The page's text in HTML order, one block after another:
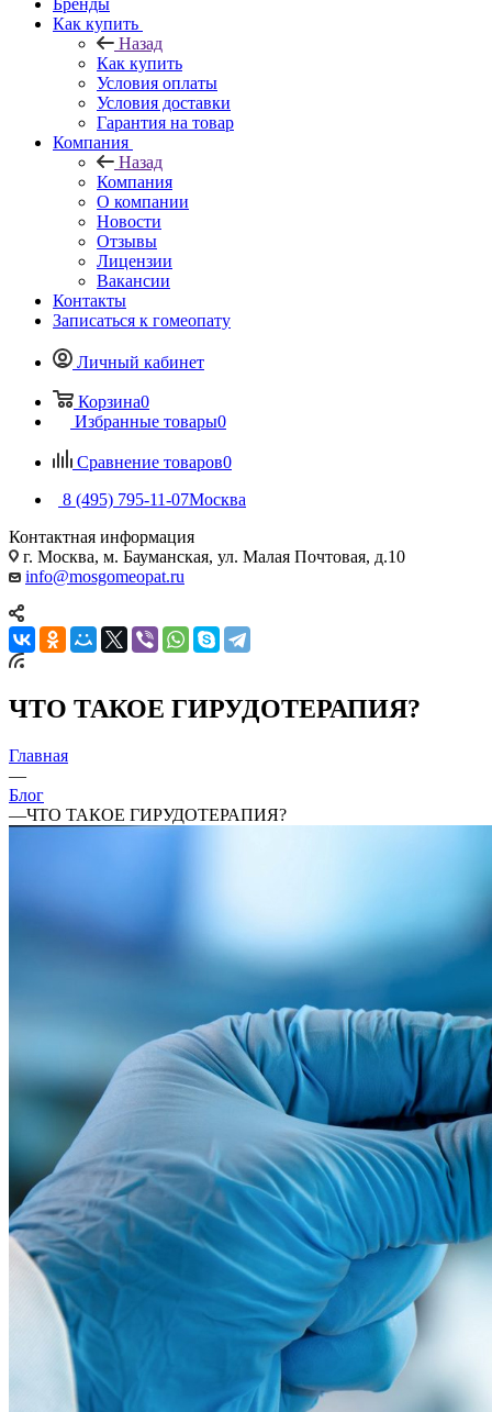
Бренды
Как купить
Назад
Как купить
Условия оплаты
Условия доставки
Гарантия на товар
Компания
Назад
Компания
О компании
Новости
Отзывы
Лицензии
Вакансии
Контакты
Записаться к гомеопату
Личный кабинет
Корзина0
Избранные товары0
Сравнение товаров0
8 (495) 795-11-07Москва
Контактная информация
г. Москва, м. Бауманская, ул. Малая Почтовая, д.10
info@mosgomeopat.ru
ЧТО ТАКОЕ ГИРУДОТЕРАПИЯ?
Главная
—
Блог
—ЧТО ТАКОЕ ГИРУДОТЕРАПИЯ?